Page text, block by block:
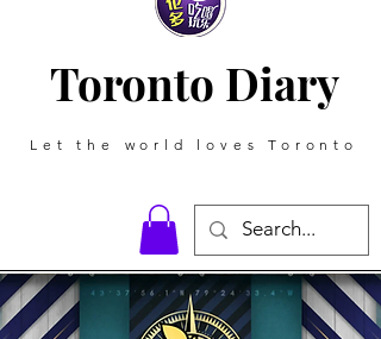
Toronto Diary
Let the world loves Toronto